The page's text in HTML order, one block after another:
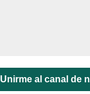
Unirme al canal de